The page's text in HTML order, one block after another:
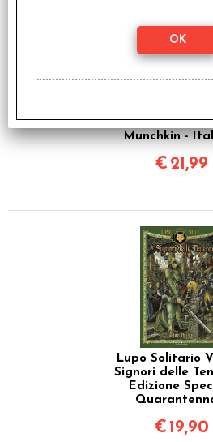
Munchkin -
€ 21,99
Lupo Solitario
Signori delle
Edizione
€ 19,90